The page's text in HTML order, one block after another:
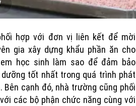
hợp với đơn vị liên kết để mời
gia xây dựng khẩu phần ăn cho
học sinh làm sao để đảm bảo
dưỡng tốt nhất trong quá trình phát
Bên cạnh đó, nhà trường cũng phối
các bộ phận chức năng cùng với